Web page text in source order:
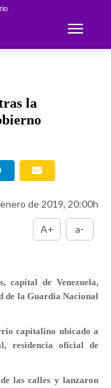
Toggle
la
de 2019, 20:00h
A+ a-
capital de Venezuela,
de la Guardia Nacional
capitalino ubicado a
residencia oficial de
las calles y lanzaron